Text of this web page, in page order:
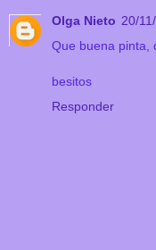
Olga Nieto 20/
Que buena pinta,
besitos
Responder